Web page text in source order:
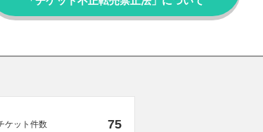
ケット件数 75